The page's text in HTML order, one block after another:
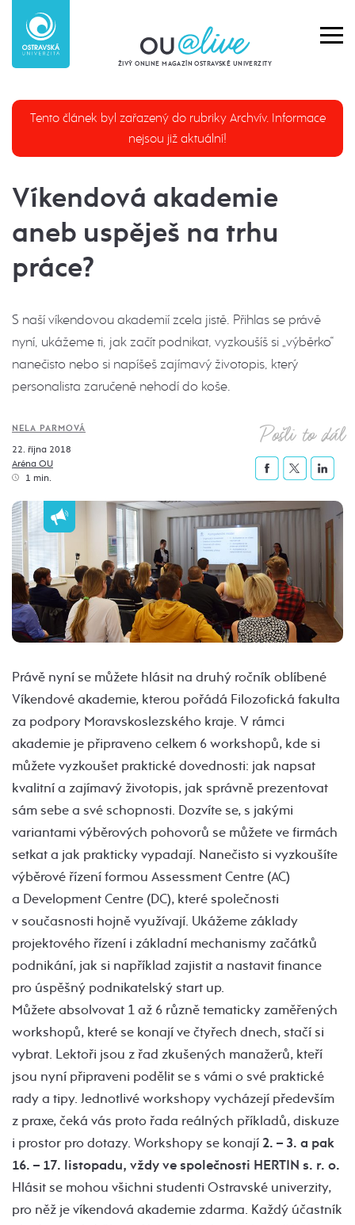
ŽIVÝ ONLINE MAGAZÍN OSTRAVSKÉ UNIVERZITY
Tento článek byl zařazený do rubriky Archvív. Informace
nejsou již aktuální!
Víkendová akademie
aneb uspěješ na trhu
práce?
S naší víkendovou akademií zcela jistě. Přihlas se právě
nyní, ukážeme ti, jak začít podnikat, vyzkoušíš si „výběrko“
nanečisto nebo si napíšeš zajímavý životopis, který
personalista zaručeně nehodí do koše.
NELA PARMOVÁ
22. října 2018
Aréna OU
1 min.
Pošli to dál
Právě nyní se můžete hlásit na druhý ročník oblíbené
Víkendové akademie, kterou pořádá Filozofická fakulta
za podpory Moravskoslezského kraje. V rámci
akademie je připraveno celkem 6 workshopů, kde si
můžete vyzkoušet praktické dovednosti: jak napsat
kvalitní a zajímavý životopis, jak správně prezentovat
sám sebe a své schopnosti. Dozvíte se, s jakými
variantami výběrových pohovorů se můžete ve firmách
setkat a jak prakticky vypadají. Nanečisto si vyzkoušíte
výběrové řízení formou Assessment Centre (AC)
a Development Centre (DC), které společnosti
v současnosti hojně využívají. Ukážeme základy
projektového řízení i základní mechanismy začátků
podnikání, jak si například zajistit a nastavit finance
pro úspěšný podnikatelský start up.
Můžete absolvovat 1 až 6 různě tematicky zaměřených
workshopů, které se konají ve čtyřech dnech, stačí si
vybrat. Lektoři jsou z řad zkušených manažerů, kteří
jsou nyní připraveni podělit se s vámi o své praktické
rady a tipy. Jednotlivé workshopy vycházejí především
z praxe, čeká vás proto řada reálných příkladů, diskuze
i prostor pro dotazy. Workshopy se konají2. – 3. a pak
16. – 17. listopadu, vždy ve společnosti HERTIN s. r. o.
Hlásit se mohou všichni studenti Ostravské univerzity,
pro něž je víkendová akademie zdarma. Každý účastník